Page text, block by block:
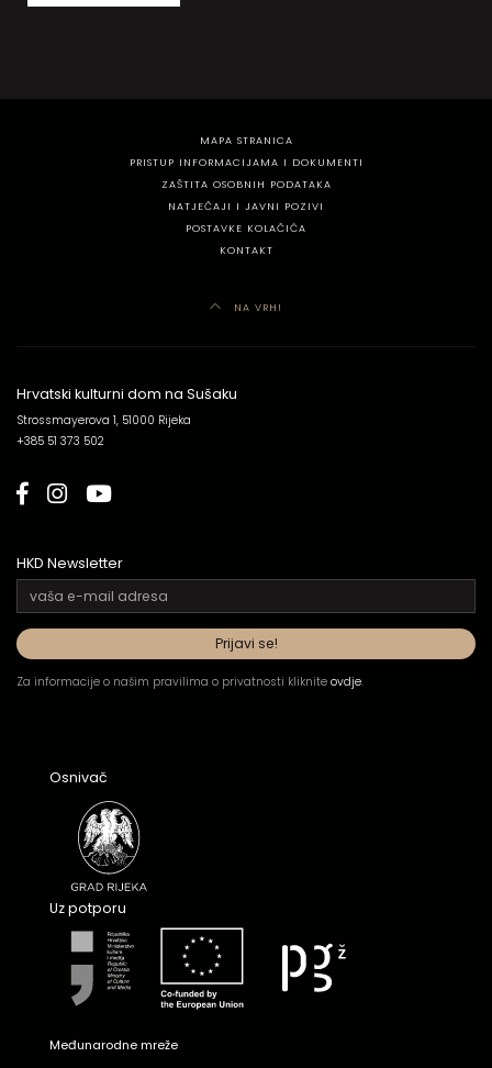
MAPA STRANICA
PRISTUP INFORMACIJAMA I DOKUMENTI
ZAŠTITA OSOBNIH PODATAKA
NATJEČAJI I JAVNI POZIVI
POSTAVKE KOLAČIĆA
KONTAKT
NA VRH!
Hrvatski kulturni dom na Sušaku
Strossmayerova 1, 51000 Rijeka
+385 51 373 502
HKD Newsletter
Za informacije o našim pravilima o privatnosti kliknite ovdje.
Osnivač
Uz potporu
Međunarodne mreže